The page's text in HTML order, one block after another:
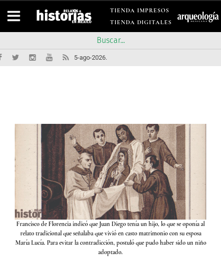
TIENDA IMPRESOS
TIENDA DIGITALES
5-ago-2026.
Francisco de Florencia indicó que Juan Diego tenía un hijo, lo que se oponía al
relato tradicional que señalaba que vivió en casto matrimonio con su esposa
María Lucía. Para evitar la contradicción, postuló que pudo haber sido un niño
adoptado.